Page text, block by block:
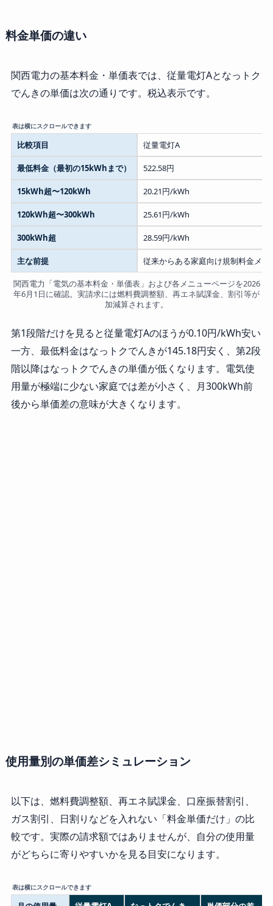
料金単価の違い
関西電力の基本料金・単価表では、従量電灯Aとなっトク
でんきの単価は次の通りです。税込表示です。
比較項目 従量電灯A
最低料金（最初の15kWhまで） 522.58円
15kWh超〜120kWh 20.21円/kWh
120kWh超〜300kWh 25.61円/kWh
300kWh超 28.59円/kWh
主な前提 従来からある家庭向け規制料金メニ
関西電力「電気の基本料金・単価表」および各メニューページを2026
年6月1日に確認。実請求には燃料費調整額、再エネ賦課金、割引等が
加減算されます。
第1段階だけを見ると従量電灯Aのほうが0.10円/kWh安い
一方、最低料金はなっトクでんきが145.18円安く、第2段
階以降はなっトクでんきの単価が低くなります。電気使
用量が極端に少ない家庭では差が小さく、月300kWh前
後から単価差の意味が大きくなります。
使用量別の単価差シミュレーション
以下は、燃料費調整額、再エネ賦課金、口座振替割引、
ガス割引、日割りなどを入れない「料金単価だけ」の比
較です。実際の請求額ではありませんが、自分の使用量
がどちらに寄りやすいかを見る目安になります。